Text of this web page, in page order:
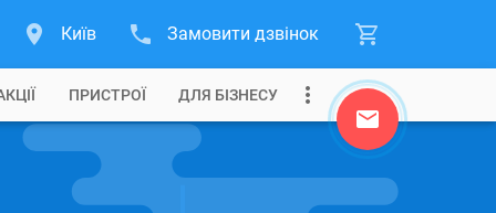
Київ Замовити дзвінок
ПРИСТРОЇ ДЛЯ БІЗНЕСУ